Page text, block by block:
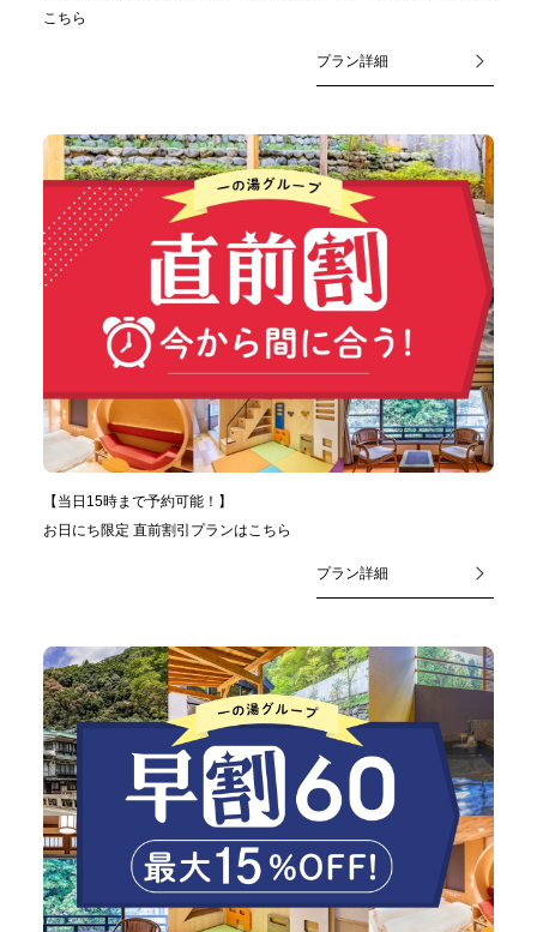
こちら
プラン詳細
【当日15時まで予約可能！】
お日にち限定 直前割引プランはこちら
プラン詳細